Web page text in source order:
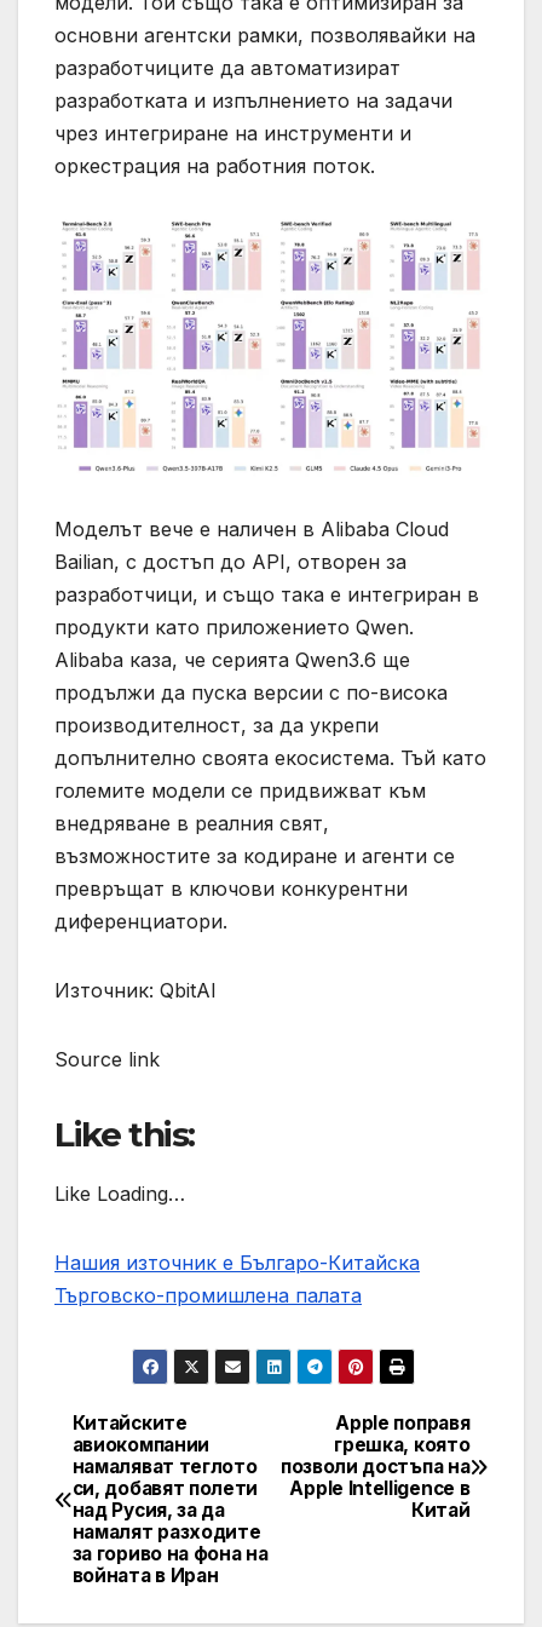
основни агентски рамки, позволявайки на
разработчиците да автоматизират
разработката и изпълнението на задачи
чрез интегриране на инструменти и
оркестрация на работния поток.
Моделът вече е наличен в Alibaba Cloud
Bailian, с достъп до API, отворен за
разработчици, и също така е интегриран в
продукти като приложението Qwen.
Alibaba каза, че серията Qwen3.6 ще
продължи да пуска версии с по-висока
производителност, за да укрепи
допълнително своята екосистема. Тъй като
големите модели се придвижват към
внедряване в реалния свят,
възможностите за кодиране и агенти се
превръщат в ключови конкурентни
диференциатори.
Източник: QbitAI
Source link
Like this:
Like Loading…
Нашия източник е Българо-Китайска
Търговско-промишлена палaта
Post
navigation
Apple поправя
грешка, която
позволи достъпа на
Apple Intelligence в
Китай
Китайските
авиокомпании
намаляват теглото
си, добавят полети
над Русия, за да
намалят разходите
за гориво на фона на
войната в Иран